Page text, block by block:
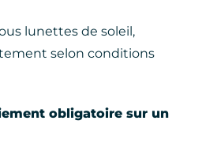
lunettes de soleil,
selon conditions
obligatoire sur un